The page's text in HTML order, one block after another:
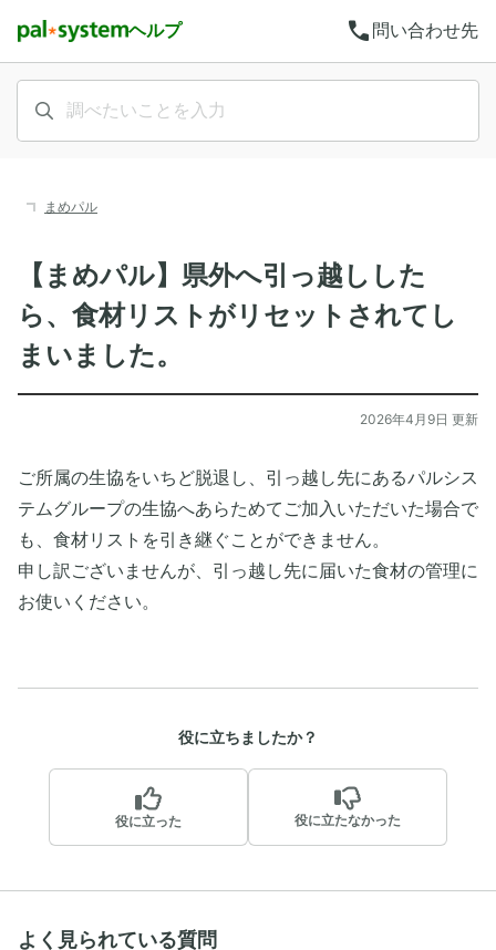
ヘルプ call 問い合わせ先
まめパル
【まめパル】県外へ引っ越しした
ら、食材リストがリセットされてし
まいました。
2026年4月9日 更新
ご所属の生協をいちど脱退し、引っ越し先にあるパルシス
テムグループの生協へあらためてご加入いただいた場合で
も、食材リストを引き継ぐことができません。
申し訳ございませんが、引っ越し先に届いた食材の管理に
お使いください。
役に立ちましたか？
役に立った 役に立たなかった
よく見られている質問